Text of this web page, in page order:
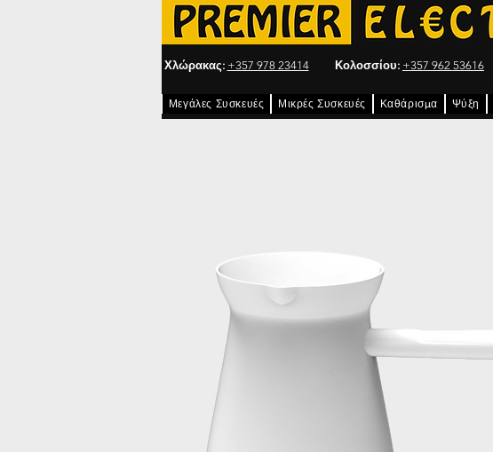
Χλώρακας: +357 978 23414 Κολοσσίου: +357 962 53616
Μεγάλες Συσκευές Μικρές Συσκευές Καθάρισμα Ψύξη